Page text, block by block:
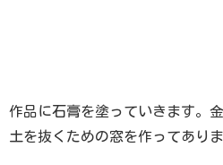
作品に石膏を塗っていきます。
土を抜くための窓を作ってありま